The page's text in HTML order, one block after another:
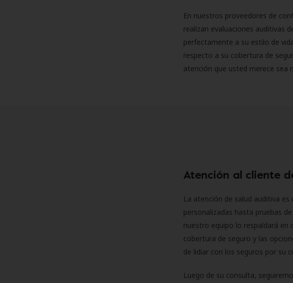
En nuestros proveedores de
realizan evaluaciones auditivas
perfectamente a su estilo de
respecto a su cobertura de
atención que usted merece sea
Atención al cliente
La atención de salud auditiva
personalizadas hasta pruebas
nuestro equipo lo respaldará en
cobertura de seguro y las
de lidiar con los seguros por su
Luego de su consulta,